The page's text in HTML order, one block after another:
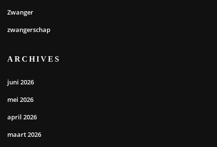
Zwanger
zwangerschap
ARCHIVES
juni 2026
mei 2026
april 2026
maart 2026